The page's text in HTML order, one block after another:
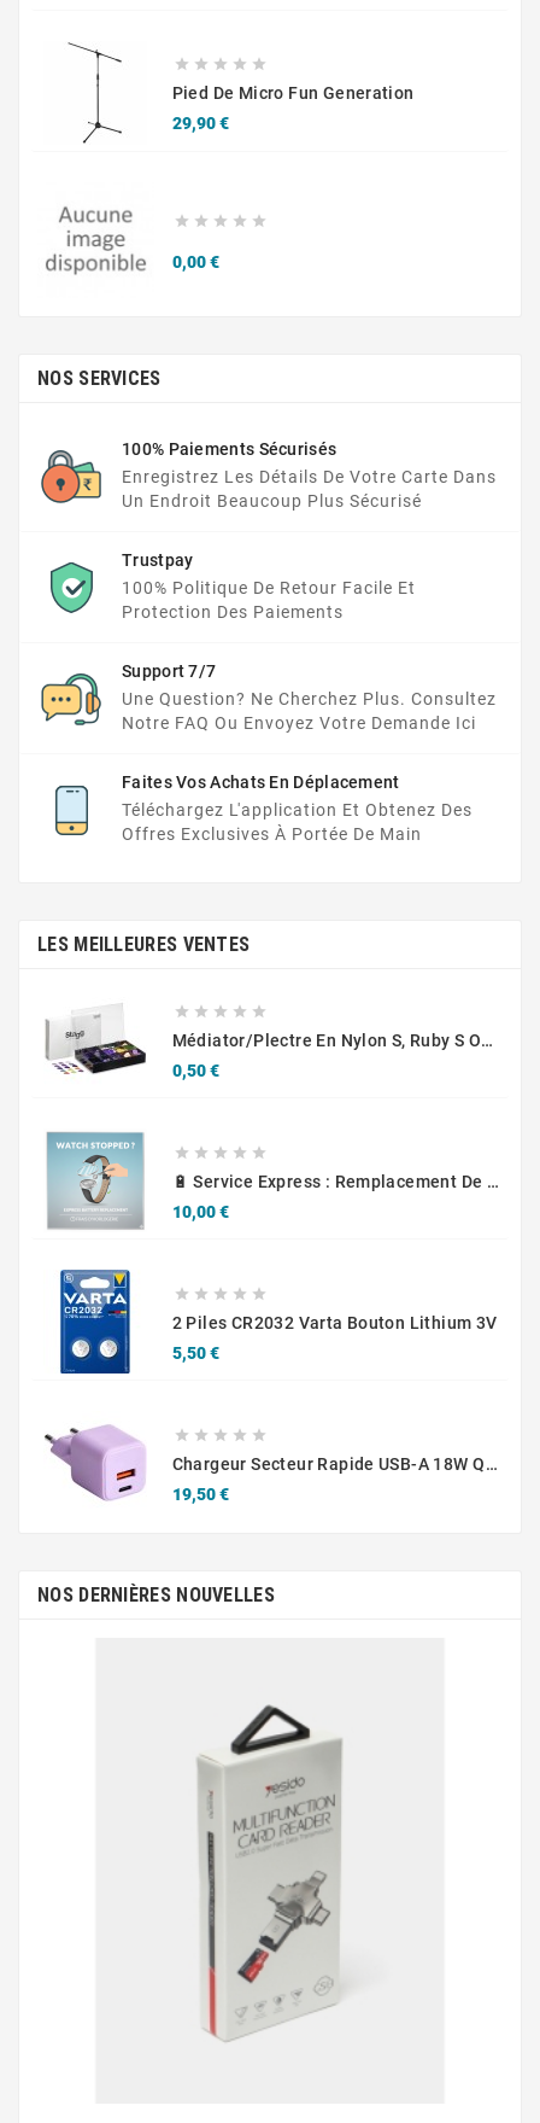
    
Pied De Micro Fun Generation
29,90 €Prix
    
0,00 €Prix
NOS SERVICES
100% Paiements Sécurisés
Enregistrez Les Détails De Votre Carte Dans
Un Endroit Beaucoup Plus Sécurisé
Trustpay
100% Politique De Retour Facile Et
Protection Des Paiements
Support 7/7
Une Question? Ne Cherchez Plus. Consultez
Notre FAQ Ou Envoyez Votre Demande Ici
Faites Vos Achats En Déplacement
Téléchargez L'application Et Obtenez Des
Offres Exclusives À Portée De Main
LES MEILLEURES VENTES
    
Médiator/plectre En Nylon S, Ruby S Ou Touch L - STAGG PBOX10
0,50 €Prix
    
🔋 Service Express : Remplacement De Piles D'Horlogerie
10,00 €Prix
    
2 Piles CR2032 Varta Bouton Lithium 3V
5,50 €Prix
    
Chargeur Secteur Rapide USB-A 18W QC / USB-C 30W PD Compact GaN
19,50 €Prix
NOS DERNIÈRES NOUVELLES